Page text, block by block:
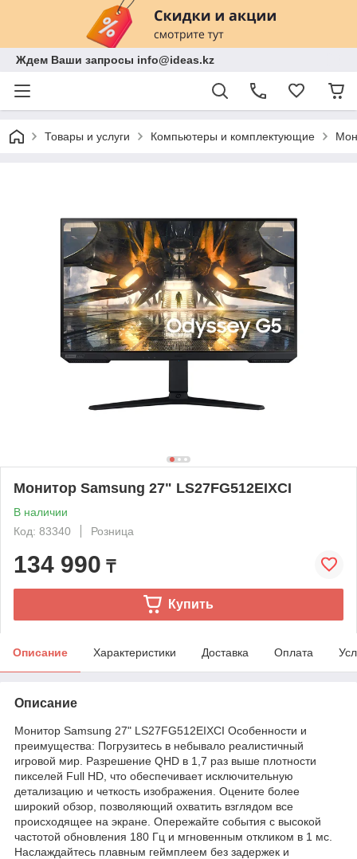
Ждем Ваши запросы info@ideas.kz
Товары и услуги Компьютеры и комплектующие
Монитор Samsung 27" LS27FG512EIXCI
В наличии
Код: 83340
Розница
134 990 ₸
Купить
Описание Характеристики Доставка Оплата
Описание
Монитор Samsung 27" LS27FG512EIXCI Особенности и
преимущества: Погрузитесь в небывало реалистичный
игровой мир. Разрешение QHD в 1,7 раз выше плотности
пикселей Full HD, что обеспечивает исключительную
детализацию и четкость изображения. Оцените более
широкий обзор, позволяющий охватить взглядом все
происходящее на экране. Опережайте события с высокой
частотой обновления 180 Гц и мгновенным откликом в 1 мс.
Наслаждайтесь плавным геймплеем без задержек и